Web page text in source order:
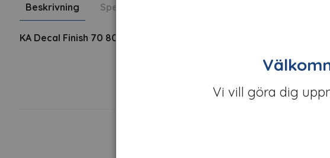
Beskrivning Specifikation
KA Decal Finish 70 80
Vi vill göra dig